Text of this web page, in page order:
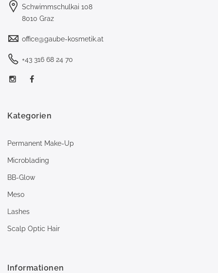
Schwimmschulkai 108
8010 Graz
office@gaube-kosmetik.at
+43 316 68 24 70
Kategorien
Permanent Make-Up
Microblading
BB-Glow
Meso
Lashes
Scalp Optic Hair
Informationen